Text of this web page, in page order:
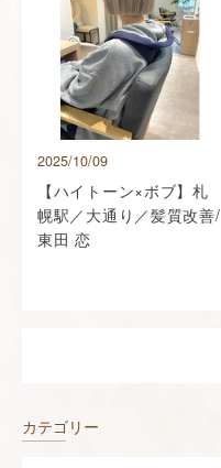
2025/10/09
【ハイトーン×ボブ】札
幌駅／大通り／髪質改善/
東田 恋
カテゴリー